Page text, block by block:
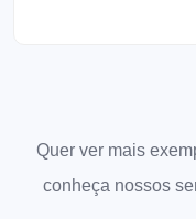
Quer ver mais
conheça nossos